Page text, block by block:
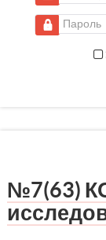
Пароль
№7(63)